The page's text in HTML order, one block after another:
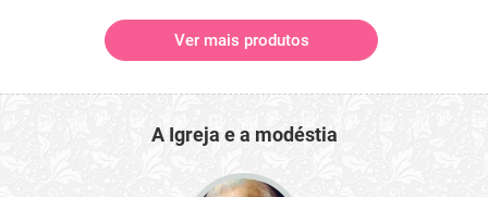
Ver mais produtos
A Igreja e a modéstia